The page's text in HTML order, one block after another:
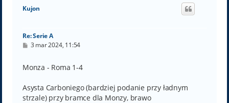
Kujon
Re: Serie A
P
t
3 mar 2024, 11:54
Monza - Roma 1-4
Asysta Carboniego (bardziej podanie przy ładnym
strzale) przy bramce dla Monzy, brawo